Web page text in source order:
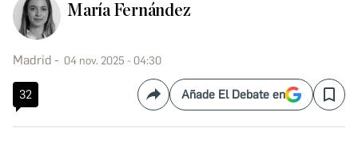
María Fernández
Madrid 04 nov. 2025 - 04:30
32 CompartirAñade El Debate en Save